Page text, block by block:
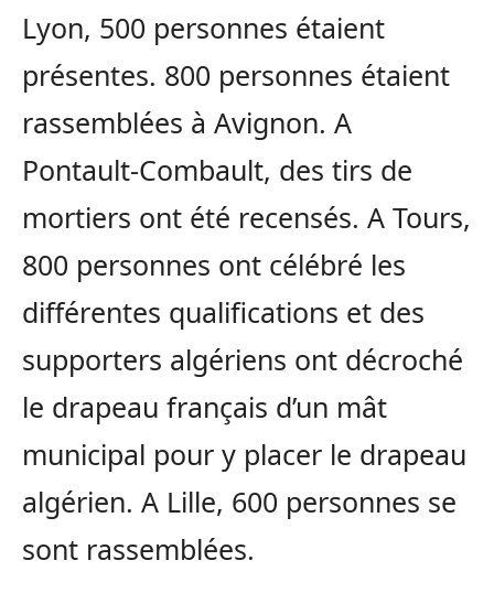
Lyon, 500 personnes étaient
présentes. 800 personnes étaient
rassemblées à Avignon. A
Pontault-Combault, des tirs de
mortiers ont été recensés. A Tours,
800 personnes ont célébré les
différentes qualifications et des
supporters algériens ont décroché
le drapeau français d’un mât
municipal pour y placer le drapeau
algérien. A Lille, 600 personnes se
sont rassemblées.